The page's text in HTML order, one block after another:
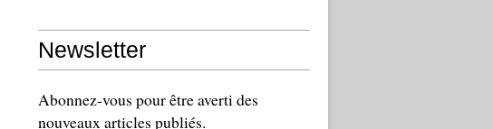
Newsletter
Abonnez-vous pour être averti des
nouveaux articles publiés.